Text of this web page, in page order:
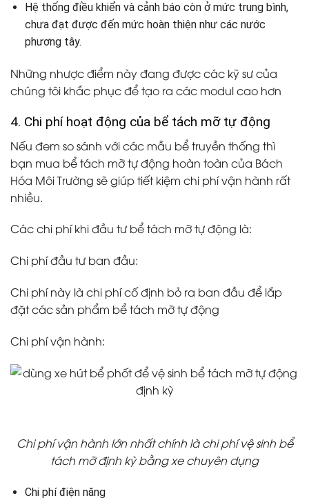
Hệ thống điều khiển và cảnh báo còn ở mức trung bình,
chưa đạt được đến mức hoàn thiện như các nước
phương tây.
Những nhược điểm này đang được các kỹ sư của
chúng tôi khắc phục để tạo ra các modul cao hơn
4. Chi phí hoạt động của bể tách mỡ tự động
Nếu đem so sánh với các mẫu bể truyền thống thì
bạn mua bể tách mỡ tự động hoàn toàn của Bách
Hóa Môi Trường sẽ giúp tiết kiệm chi phí vận hành rất
nhiều.
Các chi phí khi đầu tư bể tách mỡ tự động là:
Chi phí đầu tư ban đầu:
Chi phí này là chi phí cố định bỏ ra ban đầu để lắp
đặt các sản phẩm bể tách mỡ tự động
Chi phí vận hành:
Chi phí vận hành lớn nhất chính là chi phí vệ sinh bể
tách mỡ định kỳ bằng xe chuyên dụng
Chi phí điện năng